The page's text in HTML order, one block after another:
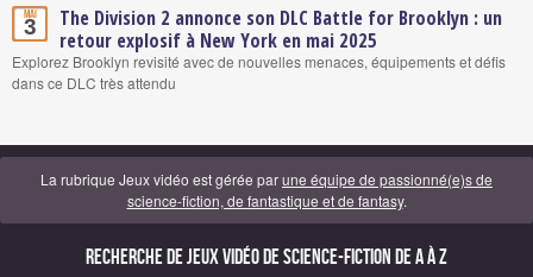
Mai
3
The Division 2 annonce son DLC Battle for Brooklyn : un
retour explosif à New York en mai 2025
Explorez Brooklyn revisité avec de nouvelles menaces, équipements et défis
dans ce DLC très attendu
La rubrique Jeux vidéo est gérée parune équipe de passionné(e)s de
science-fiction, de fantastique et de fantasy.
Recherche de Jeux vidéo de science-fiction de A à Z